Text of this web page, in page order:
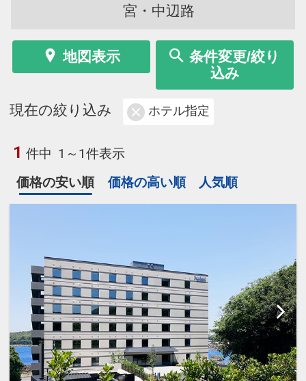
宮・中辺路
地図表示
条件変更/絞り
込み
現在の絞り込み ホテル指定
1 件中 1～1件表示
価格の安い順
価格の高い順 人気順